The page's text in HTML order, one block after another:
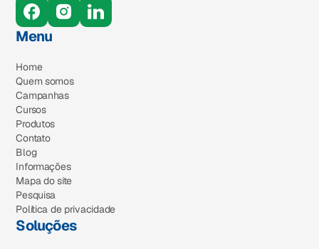
Menu
Home
Quem somos
Campanhas
Cursos
Produtos
Contato
Blog
Informações
Mapa do site
Pesquisa
Política de privacidade
Soluções